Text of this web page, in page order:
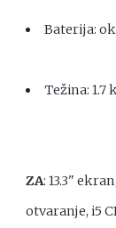
Baterija:
Težina: 1.7
ZA: 13.3"
otvaranje, i5